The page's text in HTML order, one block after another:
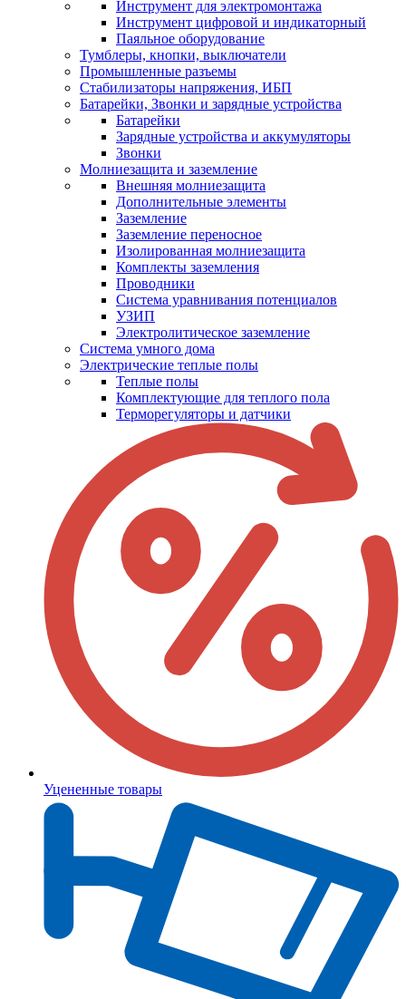
Инструмент для электромонтажа
Инструмент цифровой и индикаторный
Паяльное оборудование
Тумблеры, кнопки, выключатели
Промышленные разъемы
Стабилизаторы напряжения, ИБП
Батарейки, Звонки и зарядные устройства
Батарейки
Зарядные устройства и аккумуляторы
Звонки
Молниезащита и заземление
Внешняя молниезащита
Дополнительные элементы
Заземление
Заземление переносное
Изолированная молниезащита
Комплекты заземления
Проводники
Система уравнивания потенциалов
УЗИП
Электролитическое заземление
Система умного дома
Электрические теплые полы
Теплые полы
Комплектующие для теплого пола
Терморегуляторы и датчики
Уцененные товары